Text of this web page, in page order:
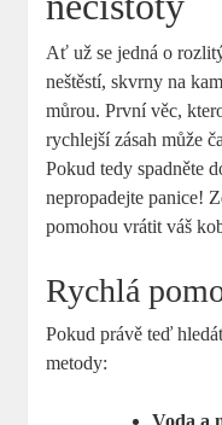
Ať už se jedná o
neštěstí, skvrny na
můrou. První věc,
rychlejší zásah může
Pokud tedy spadněte
nepropadejte panice!
pomohou vrátit váš
Rychlá
Pokud právě teď
metody: